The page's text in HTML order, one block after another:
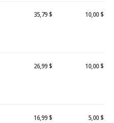
35,79 $ 10,00 $
26,99 $ 10,00 $
16,99 $ 5,00 $